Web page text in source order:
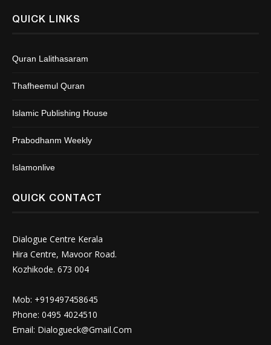
QUICK LINKS
Quran Lalithasaram
Thafheemul Quran
Islamic Publishing House
Prabodhanm Weekly
Islamonlive
QUICK CONTACT
Dialogue Centre Kerala
Hira Centre, Mavoor Road.
Kozhikode. 673 004
Mob: +919497458645
Phone: 0495 4024510
Email: Dialogueck@Gmail.Com